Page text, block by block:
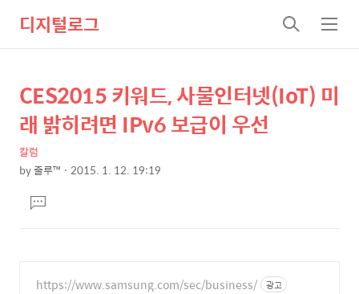
디지털로그
검
색
메
뉴
상
세
컨
텐
본
문
제
목
CES2015 키워드, 사물인터넷(IoT) 미
래 밝히려면 IPv6 보급이 우선
칼럼
by줄루™ 2015. 1. 12. 19:19
문댓
글
https://www.samsung.com/sec/business/ 광고